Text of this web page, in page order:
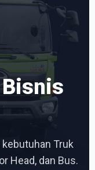
Truk
Head, dan Bus.